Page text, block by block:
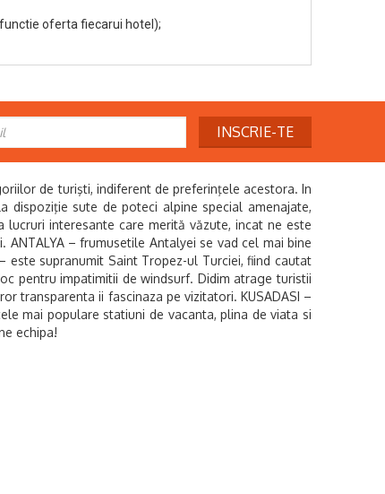
oferta fiecarui hotel);
INSCRIE-TE
de turişti, indiferent de preferinţele acestora. In
dispoziţie sute de poteci alpine special amenajate,
interesante care merită văzute, incat ne este
– frumusetile Antalyei se vad cel mai bine
este supranumit Saint Tropez-ul Turciei, fiind cautat
pentru impatimitii de windsurf. Didim atrage turistii
transparenta ii fascinaza pe vizitatori. KUSADASI –
mai populare statiuni de vacanta, plina de viata si
echipa!